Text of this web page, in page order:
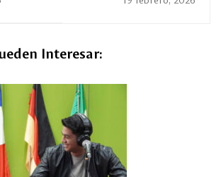
Inteligencia Artificial
Interesar: